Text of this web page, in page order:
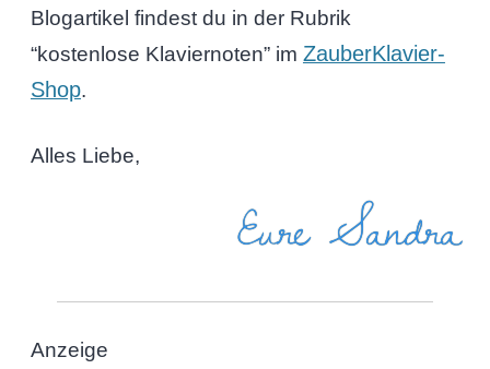
Blogartikel findest du in der Rubrik
“kostenlose Klaviernoten” im ZauberKlavier-
Shop.
Alles Liebe,
Eure Sandra
Anzeige